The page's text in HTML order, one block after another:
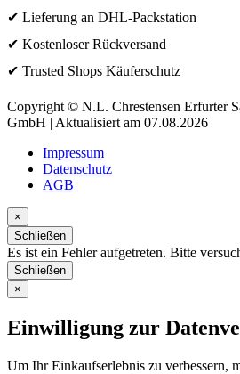
✔ Lieferung an DHL-Packstation
✔ Kostenloser Rückversand
✔ Trusted Shops Käuferschutz
Copyright © N.L. Chrestensen Erfurter
GmbH | Aktualisiert am 07.08.2026
Impressum
Datenschutz
AGB
×
Schließen
Es ist ein Fehler aufgetreten. Bitte
Schließen
×
Einwilligung zur
Um Ihr Einkaufserlebnis zu verbessern,